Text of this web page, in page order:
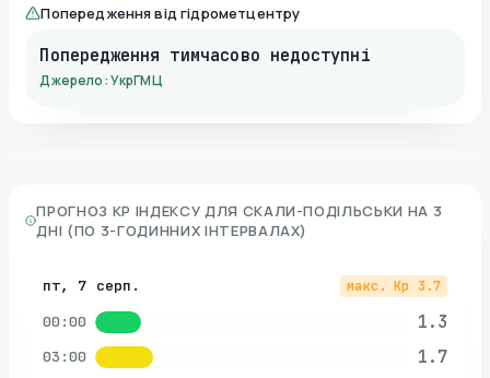
Попередження від гідрометцентру
Попередження тимчасово недоступні
Джерело: УкрГМЦ
ПРОГНОЗ KP ІНДЕКСУ ДЛЯ СКАЛИ-ПОДІЛЬСЬКИ НА 3
ДНІ (ПО 3-ГОДИННИХ ІНТЕРВАЛАХ)
пт, 7 серп. макс. Kp 3.7
00:00 1.3
03:00 1.7